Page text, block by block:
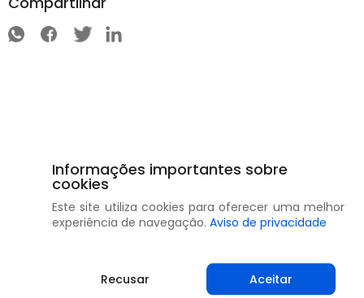
Informações importantes sobre
cookies
Este site utiliza cookies para oferecer uma melhor
experiência de navegação. Aviso de privacidade
Recusar Aceitar